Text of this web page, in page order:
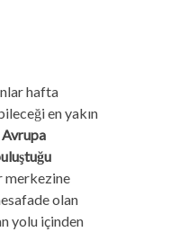
hafta
en yakın
merkezine
olan
yolu içinden